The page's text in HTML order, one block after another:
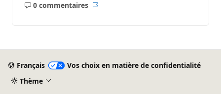
0 commentaires
Aucun
Français
Vos choix en matière de confidentialité
Thème